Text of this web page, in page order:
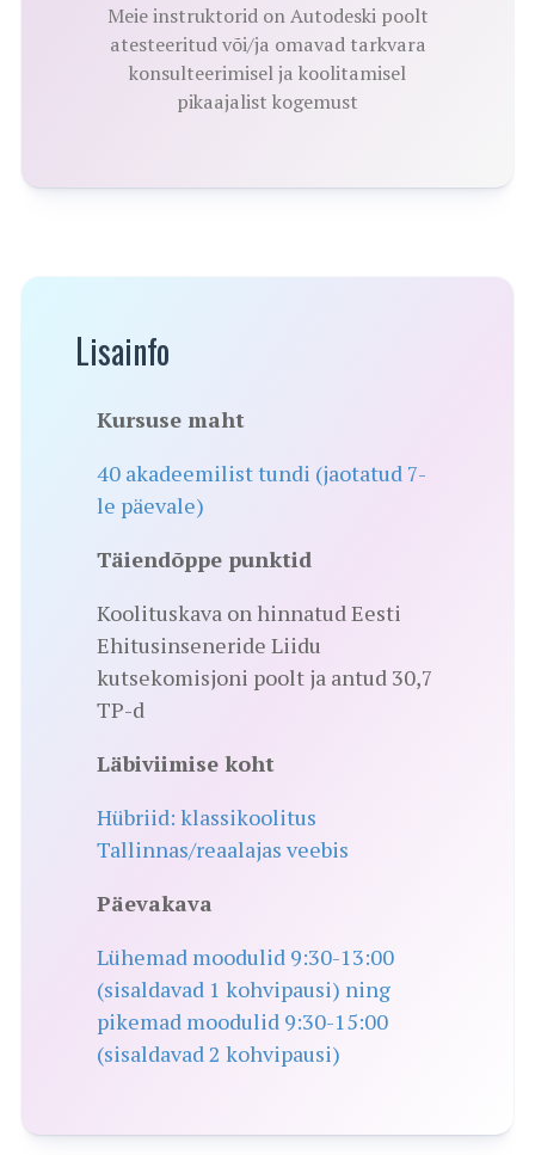
Meie instruktorid on Autodeski poolt
atesteeritud või/ja omavad tarkvara
konsulteerimisel ja koolitamisel
pikaajalist kogemust
Lisainfo
Kursuse maht
40 akadeemilist tundi (jaotatud 7-
le päevale)
Täiendõppe punktid
Koolituskava on hinnatud Eesti
Ehitusinseneride Liidu
kutsekomisjoni poolt ja antud 30,7
TP-d
Läbiviimise koht
Hübriid: klassikoolitus
Tallinnas/reaalajas veebis
Päevakava
Lühemad moodulid 9:30-13:00
(sisaldavad 1 kohvipausi) ning
pikemad moodulid 9:30-15:00
(sisaldavad 2 kohvipausi)